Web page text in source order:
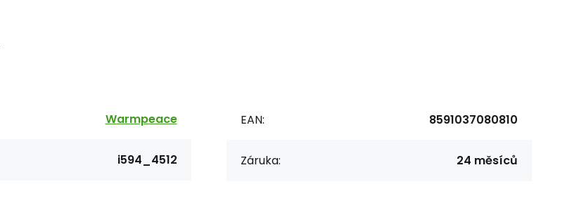
Warmpeace
i594_4512
EAN: 8591037080810
Záruka: 24 měsíců